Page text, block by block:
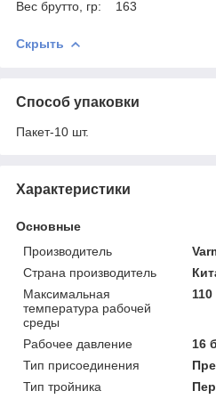
Вес брутто, гр: 163
Скрыть
Способ упаковки
Пакет-10 шт.
Характеристики
Основные
Производитель
Страна производитель
Максимальная
температура рабочей
среды
110
Рабочее давление
16
Тип присоединения
Тип тройника